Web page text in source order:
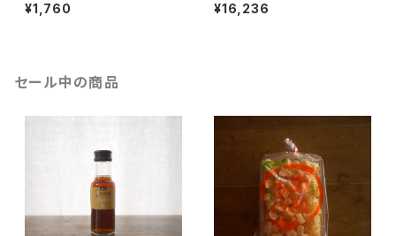
¥1,760 ¥16,236
セール中の商品